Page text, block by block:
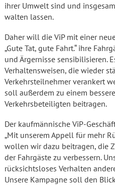
ihrer Umwelt sind und
walten lassen.
Daher will die ViP mit einer
„Gute Tat, gute Fahrt.“ ihre
und Ärgernisse sensibilisieren.
Verhaltensweisen, die wieder
Verkehrsteilnehmer verankert
soll außerdem zu einem
Verkehrsbeteiligten beitragen.
Der kaufmännische ViP-
„Mit unserem Appell für mehr
wollen wir dazu beitragen, die
der Fahrgäste zu verbessern.
rücksichtsloses Verhalten
Unsere Kampagne soll den